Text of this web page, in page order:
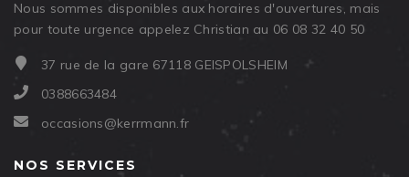
Nous sommes disponibles aux horaires d'ouvertures, mais
pour toute urgence appelez Christian au 06 08 32 40 50
37 rue de la gare 67118 GEISPOLSHEIM
0388663484
occasions@kerrmann.fr
NOS SERVICES